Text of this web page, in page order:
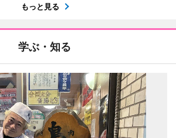
もっと見る
学ぶ・知る